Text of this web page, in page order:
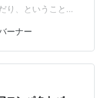
り、ということに
は、「もっとた
メ」とのコメント
なったら買ってい
回マイナポイント
購入に至りまし
ーナー